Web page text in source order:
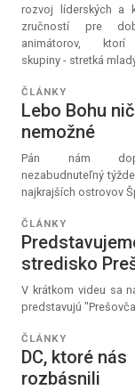
rozvoj líderských a
zručností pre
animátorov, ktorí
skupiny - stretká
ČLÁNKY
Lebo Bohu
nemožné
Pán nám
nezabudnuteľný
najkrajších ostrovov
ČLÁNKY
stredisko
V krátkom videu sa
predstavujú
ČLÁNKY
DC, ktoré nás
rozbásnili